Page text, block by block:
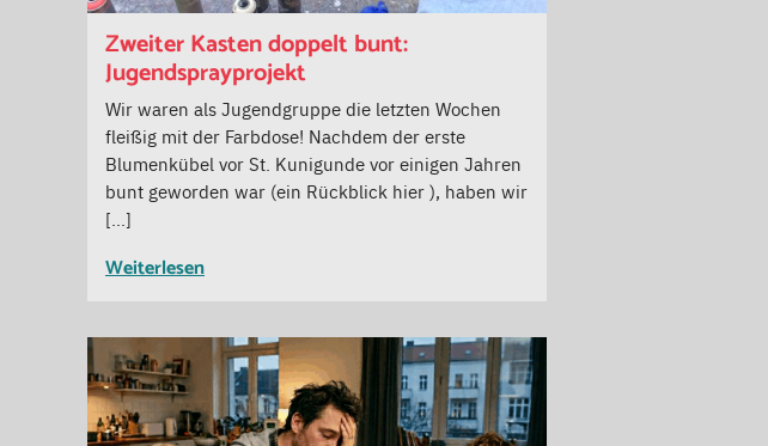
Zweiter Kasten doppelt bunt:
Jugendsprayprojekt
Wir waren als Jugendgruppe die letzten Wochen
fleißig mit der Farbdose! Nachdem der erste
Blumenkübel vor St. Kunigunde vor einigen Jahren
bunt geworden war (ein Rückblick hier ), haben wir
[…]
Weiterlesen